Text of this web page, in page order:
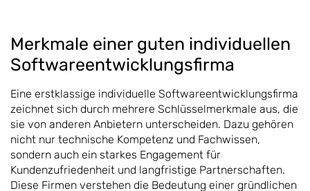
Merkmale einer guten individuellen
Softwareentwicklungsfirma
Eine erstklassige individuelle Softwareentwicklungsfirma
zeichnet sich durch mehrere Schlüsselmerkmale aus, die
sie von anderen Anbietern unterscheiden. Dazu gehören
nicht nur technische Kompetenz und Fachwissen,
sondern auch ein starkes Engagement für
Kundenzufriedenheit und langfristige Partnerschaften.
Diese Firmen verstehen die Bedeutung einer gründlichen